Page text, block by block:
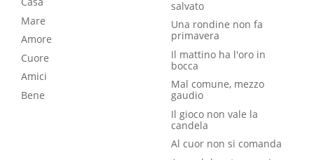
Mare
Amore
Cuore
Amici
Bene
salvato
Una rondine non fa
primavera
Il mattino ha l'oro in
bocca
Mal comune, mezzo
gaudio
Il gioco non vale la
candela
Al cuor non si comanda